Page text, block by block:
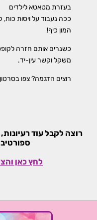
בעזרת מטאטא לילדים
ככה נעבוד על ויסות כוח,
המון כיף!
כשנרים אותם חזרה
משקל וקשר עין-יד.
רוצים הדגמה? צפו
רוצה לקבל עוד
לחץ כאן